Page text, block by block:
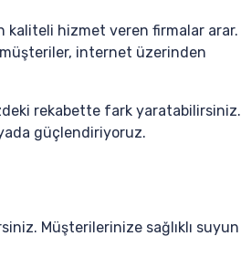
kaliteli hizmet veren firmalar arar.
internet üzerinden
rekabette fark yaratabilirsiniz.
güçlendiriyoruz.
Müşterilerinize sağlıklı suyun